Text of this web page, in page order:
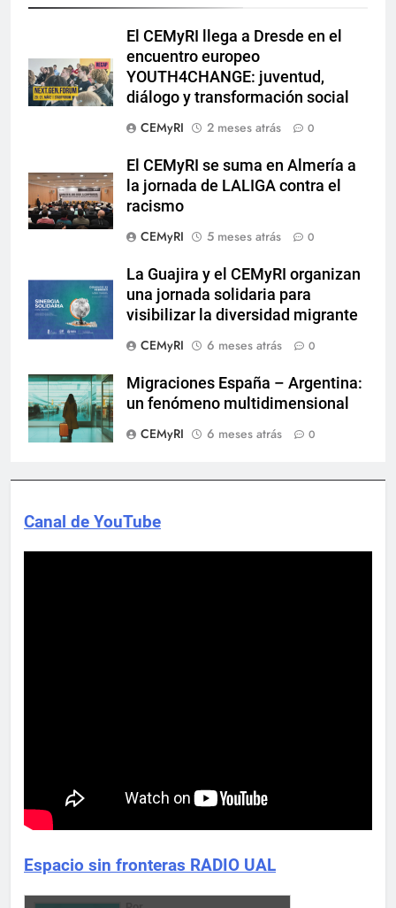
El CEMyRI llega a Dresde en el
encuentro europeo
YOUTH4CHANGE: juventud,
diálogo y transformación social
CEMyRI
2 meses atrás 0
El CEMyRI se suma en Almería a
la jornada de LALIGA contra el
racismo
CEMyRI
5 meses atrás 0
La Guajira y el CEMyRI organizan
una jornada solidaria para
visibilizar la diversidad migrante
CEMyRI
6 meses atrás 0
Migraciones España – Argentina:
un fenómeno multidimensional
CEMyRI
6 meses atrás 0
Canal de YouTube
Espacio sin fronteras RADIO UAL